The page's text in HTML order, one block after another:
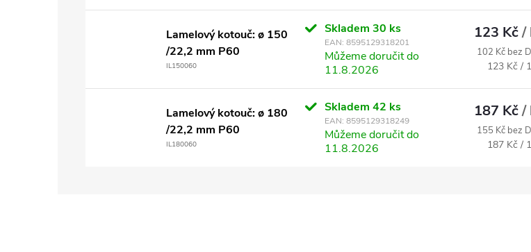
Lamelový kotouč: ø 150
/22,2 mm P60
IL150060
Skladem30 ks
EAN: 8595129318201
Můžeme doručit do
11.8.2026
123 Kč/
102 Kč bez
Měrná
123 Kč /
Lamelový kotouč: ø 180
/22,2 mm P60
IL180060
Skladem42 ks
EAN: 8595129318249
Můžeme doručit do
11.8.2026
187 Kč/
155 Kč bez
Měrná
187 Kč /